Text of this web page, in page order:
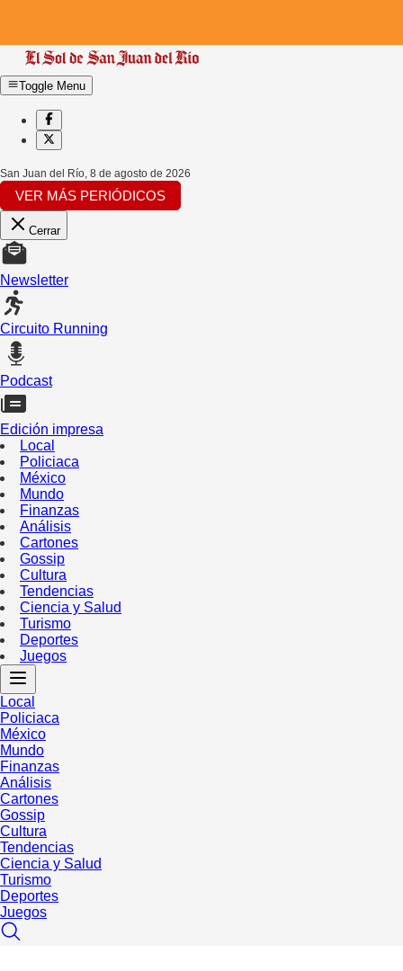
Toggle Menu
San Juan del Río, 8 de agosto de 2026
VER MÁS PERIÓDICOS
Cerrar
Newsletter
Circuito Running
Podcast
Edición impresa
Local
Policiaca
México
Mundo
Finanzas
Análisis
Cartones
Gossip
Cultura
Tendencias
Ciencia y Salud
Turismo
Deportes
Juegos
Local
Policiaca
México
Mundo
Finanzas
Análisis
Cartones
Gossip
Cultura
Tendencias
Ciencia y Salud
Turismo
Deportes
Juegos